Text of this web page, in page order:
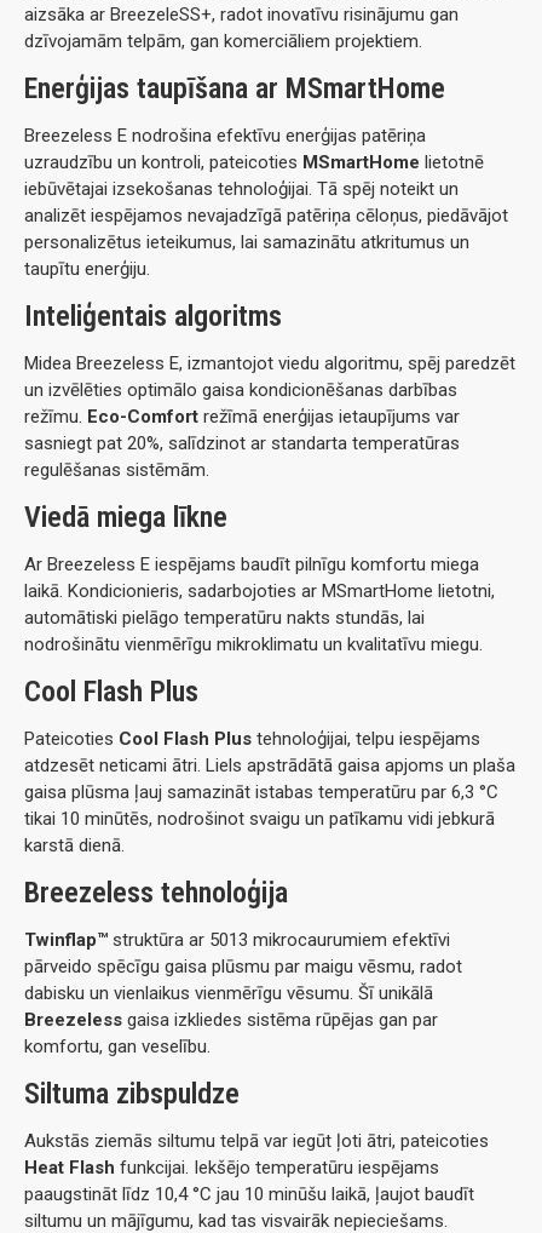
aizsāka ar BreezeleSS+, radot inovatīvu risinājumu gan
dzīvojamām telpām, gan komerciāliem projektiem.
Enerģijas taupīšana ar MSmartHome
Breezeless E nodrošina efektīvu enerģijas patēriņa
uzraudzību un kontroli, pateicoties MSmartHome lietotnē
iebūvētajai izsekošanas tehnoloģijai. Tā spēj noteikt un
analizēt iespējamos nevajadzīgā patēriņa cēloņus, piedāvājot
personalizētus ieteikumus, lai samazinātu atkritumus un
taupītu enerģiju.
Inteliģentais algoritms
Midea Breezeless E, izmantojot viedu algoritmu, spēj paredzēt
un izvēlēties optimālo gaisa kondicionēšanas darbības
režīmu. Eco-Comfort režīmā enerģijas ietaupījums var
sasniegt pat 20%, salīdzinot ar standarta temperatūras
regulēšanas sistēmām.
Viedā miega līkne
Ar Breezeless E iespējams baudīt pilnīgu komfortu miega
laikā. Kondicionieris, sadarbojoties ar MSmartHome lietotni,
automātiski pielāgo temperatūru nakts stundās, lai
nodrošinātu vienmērīgu mikroklimatu un kvalitatīvu miegu.
Cool Flash Plus
Pateicoties Cool Flash Plus tehnoloģijai, telpu iespējams
atdzesēt neticami ātri. Liels apstrādātā gaisa apjoms un plaša
gaisa plūsma ļauj samazināt istabas temperatūru par 6,3 °C
tikai 10 minūtēs, nodrošinot svaigu un patīkamu vidi jebkurā
karstā dienā.
Breezeless tehnoloģija
Twinflap™ struktūra ar 5013 mikrocaurumiem efektīvi
pārveido spēcīgu gaisa plūsmu par maigu vēsmu, radot
dabisku un vienlaikus vienmērīgu vēsumu. Šī unikālā
Breezeless gaisa izkliedes sistēma rūpējas gan par
komfortu, gan veselību.
Siltuma zibspuldze
Aukstās ziemās siltumu telpā var iegūt ļoti ātri, pateicoties
Heat Flash funkcijai. Iekšējo temperatūru iespējams
paaugstināt līdz 10,4 °C jau 10 minūšu laikā, ļaujot baudīt
siltumu un mājīgumu, kad tas visvairāk nepieciešams.